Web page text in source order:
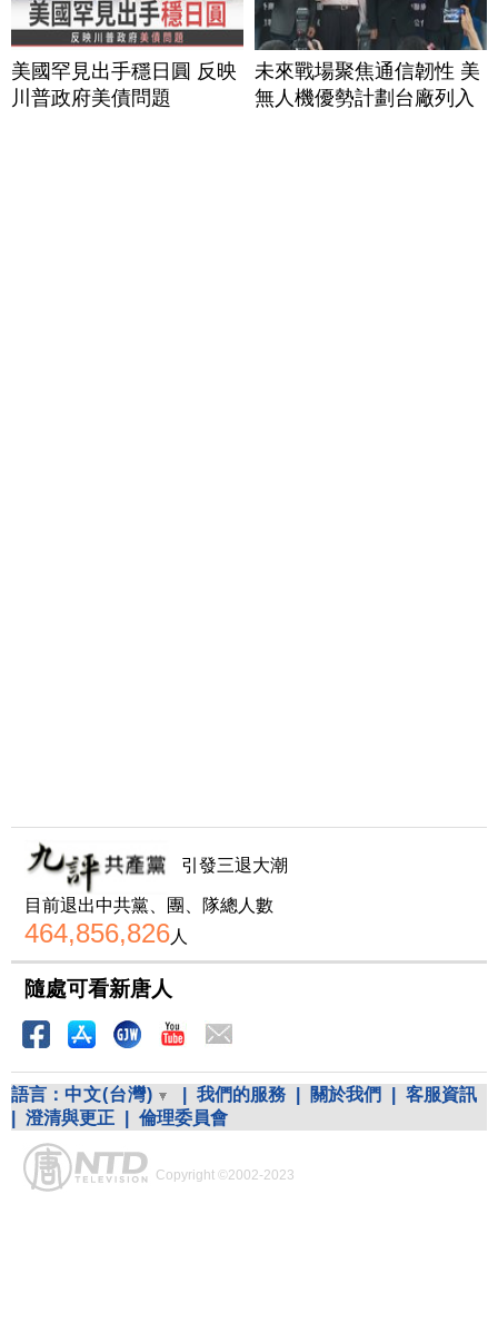
美國罕見出手穩日圓 反映
川普政府美債問題
未來戰場聚焦通信韌性 美
無人機優勢計劃台廠列入
引發三退大潮
目前退出中共黨、團、隊總人數
464,856,826人
隨處可看新唐人
語言： 中文(台灣) 我們的服務 關於我們
客服資訊
澄清與更正 倫理委員會
Copyright ©2002-2023